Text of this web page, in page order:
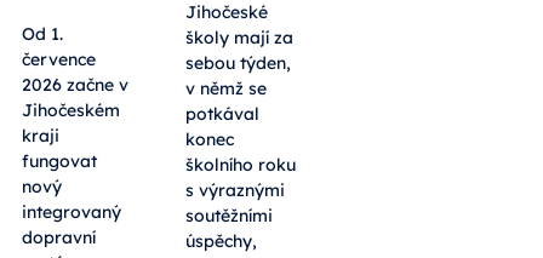
Od 1.
července
2026 začne v
Jihočeském
kraji
fungovat
nový
integrovaný
dopravní
Jihočeské
školy mají za
sebou týden,
v němž se
potkával
konec
školního roku
s výraznými
soutěžními
úspěchy,